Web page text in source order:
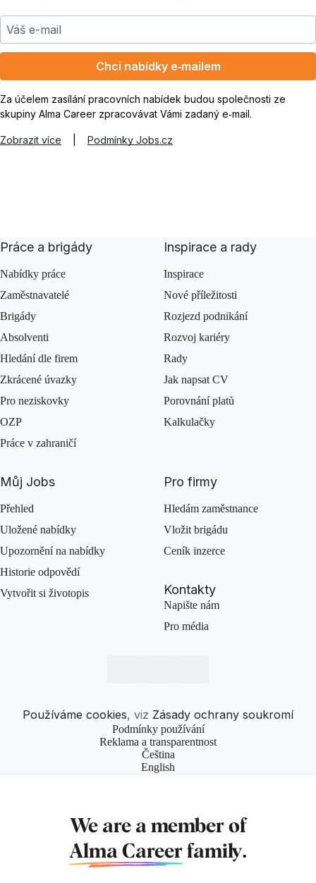
Váš e-mail
Chci nabídky e‑mailem
Za účelem zasílání pracovních nabídek budou společnosti ze
skupiny Alma Career zpracovávat Vámi zadaný e‑mail.
Zobrazit více Podmínky Jobs.cz
Práce a brigády
Nabídky práce
Zaměstnavatelé
Brigády
Absolventi
Hledání dle firem
Zkrácené úvazky
Pro neziskovky
OZP
Práce v zahraničí
Inspirace a rady
Inspirace
Nové příležitosti
Rozjezd podnikání
Rozvoj kariéry
Rady
Jak napsat CV
Porovnání platů
Kalkulačky
Můj Jobs
Přehled
Uložené nabídky
Upozornění na nabídky
Historie odpovědí
Vytvořit si životopis
Pro firmy
Hledám zaměstnance
Vložit brigádu
Ceník inzerce
Kontakty
Napište nám
Pro média
Používáme cookies, viz Zásady ochrany soukromí
Podmínky používání
Reklama a transparentnost
Čeština
English
We are a member of
Alma Career family.